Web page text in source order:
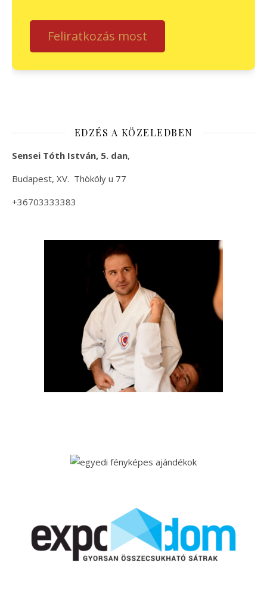
Feliratkozás most
EDZÉS A KÖZELEDBEN
Sensei Tóth István, 5. dan,
Budapest, XV. Thököly u 77
+36703333383